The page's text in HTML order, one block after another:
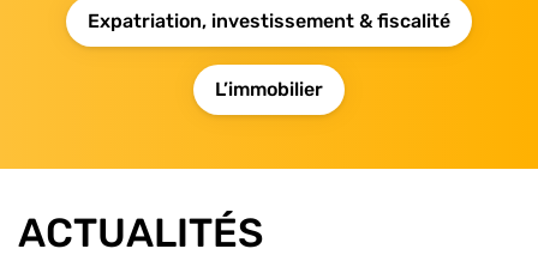
Expatriation, investissement & fiscalité
L’immobilier
ACTUALITÉS